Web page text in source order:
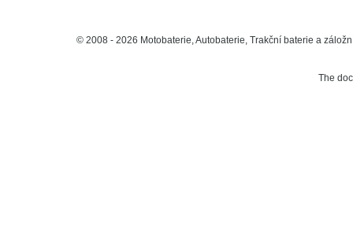
© 2008 - 2026 Motobaterie, Autobaterie, Trakční baterie a
The